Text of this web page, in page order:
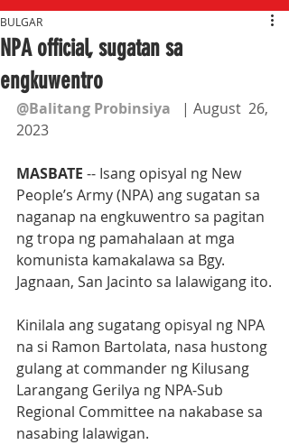
NPA official, sugatan sa
engkuwentro
BULGAR
@Balitang Probinsiya
   | August  26,
2023
MASBATE -- Isang opisyal ng New
People’s Army (NPA) ang sugatan sa
naganap na engkuwentro sa pagitan
ng tropa ng pamahalaan at mga
komunista kamakalawa sa Bgy.
Jagnaan, San Jacinto sa lalawigang ito.
Kinilala ang sugatang opisyal ng NPA
na si Ramon Bartolata, nasa hustong
gulang at commander ng Kilusang
Larangang Gerilya ng NPA-Sub
Regional Committee na nakabase sa
nasabing lalawigan.